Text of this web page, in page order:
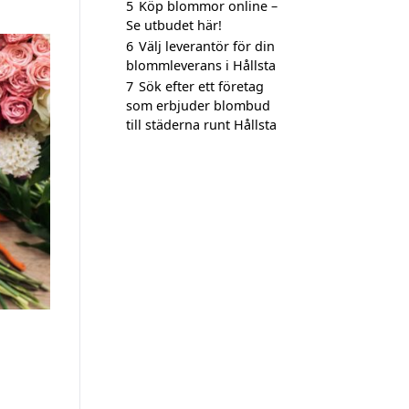
5 Köp blommor online –
Se utbudet här!
6 Välj leverantör för din
blommleverans i Hållsta
7 Sök efter ett företag
som erbjuder blombud
till städerna runt Hållsta